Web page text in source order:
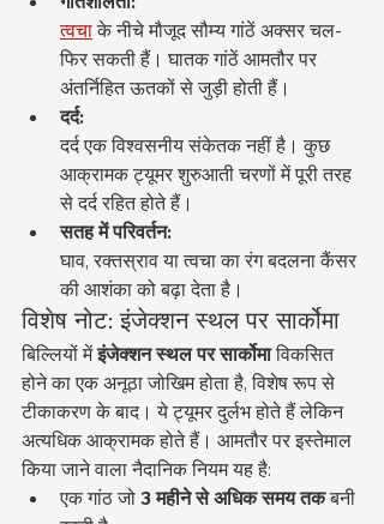
त्वचा के नीचे मौजूद सौम्य गांठें अक्सर चल-
फिर सकती हैं। घातक गांठें आमतौर पर
अंतर्निहित ऊतकों से जुड़ी होती हैं।
दर्द:
दर्द एक विश्वसनीय संकेतक नहीं है। कुछ
आक्रामक ट्यूमर शुरुआती चरणों में पूरी तरह
से दर्द रहित होते हैं।
सतह में परिवर्तन:
घाव, रक्तस्राव या त्वचा का रंग बदलना कैंसर
की आशंका को बढ़ा देता है।
विशेष नोट: इंजेक्शन स्थल पर सार्कोमा
बिल्लियों में इंजेक्शन स्थल पर सार्कोमा विकसित
होने का एक अनूठा जोखिम होता है, विशेष रूप से
टीकाकरण के बाद। ये ट्यूमर दुर्लभ होते हैं लेकिन
अत्यधिक आक्रामक होते हैं। आमतौर पर इस्तेमाल
किया जाने वाला नैदानिक नियम यह है:
एक गांठ जो 3 महीने से अधिक समय तक बनी